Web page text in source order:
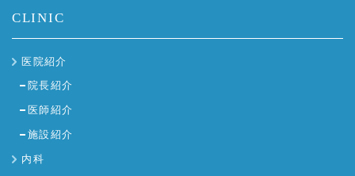
CLINIC
医院紹介
院長紹介
医師紹介
施設紹介
内科